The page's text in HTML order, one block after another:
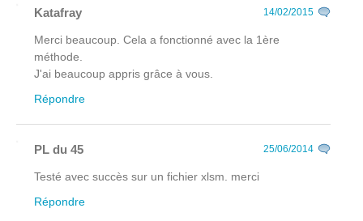
Katafray 14/02/2015
Merci beaucoup. Cela a fonctionné avec la 1ère
méthode.
J'ai beaucoup appris grâce à vous.
Répondre
PL du 45 25/06/2014
Testé avec succès sur un fichier xlsm. merci
Répondre